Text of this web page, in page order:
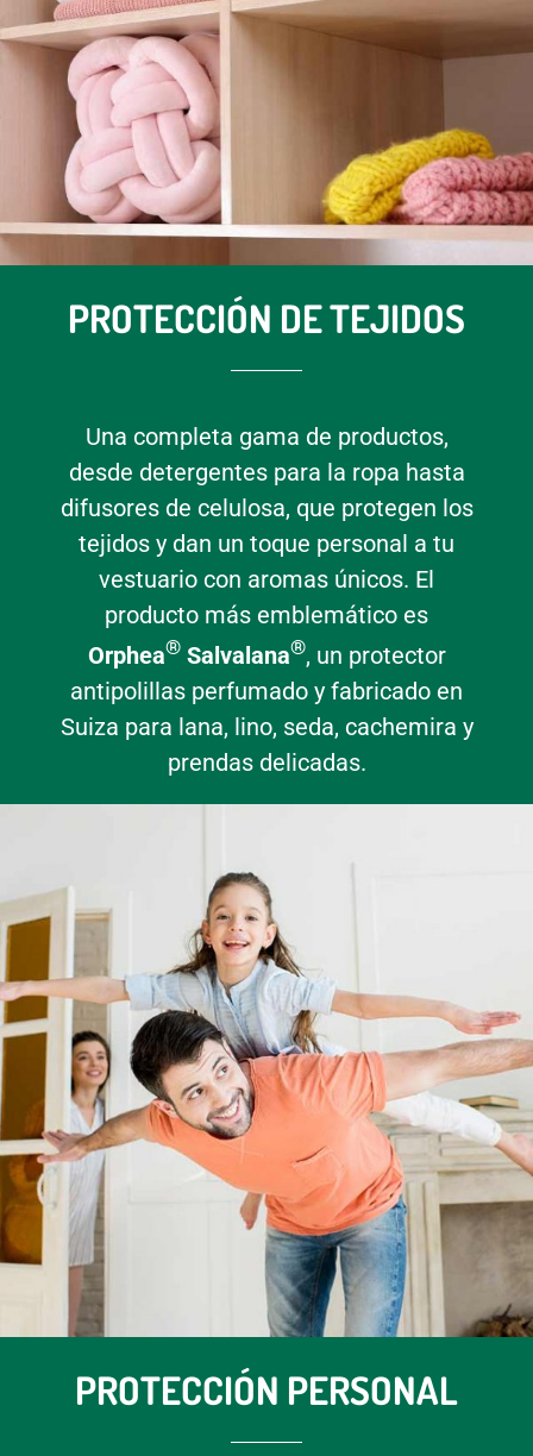
PROTECCIÓN DE TEJIDOS
Una completa gama de productos,
desde detergentes para la ropa hasta
difusores de celulosa, que protegen los
tejidos y dan un toque personal a tu
vestuario con aromas únicos. El
producto más emblemático es
Orphea®Salvalana®, un protector
antipolillas perfumado y fabricado en
Suiza para lana, lino, seda, cachemira y
prendas delicadas.
PROTECCIÓN PERSONAL